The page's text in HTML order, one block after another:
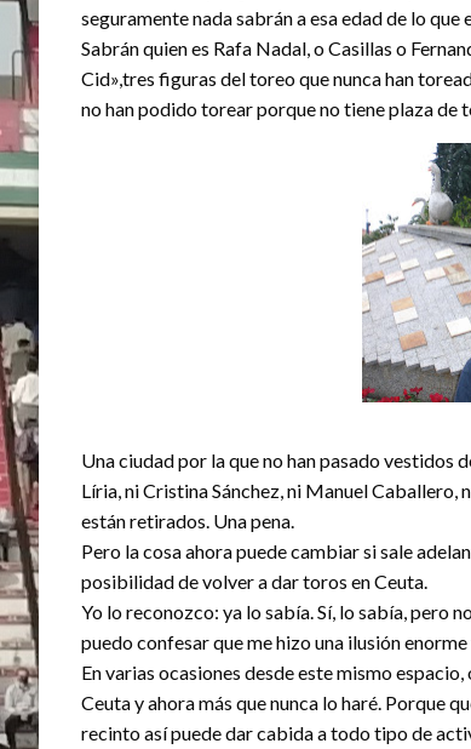
seguramente nada sabrán a esa edad de lo que
Sabrán quien es Rafa Nadal, o Casillas o
Cid»,tres figuras del toreo que nunca han
no han podido torear porque no tiene plaza de
Una ciudad por la que no han pasado vestidos
Líria, ni Cristina Sánchez, ni Manuel
están retirados. Una pena.
Pero la cosa ahora puede cambiar si sale
posibilidad de volver a dar toros en Ceuta.
Yo lo reconozco: ya lo sabía. Sí, lo sabía, pero
puedo confesar que me hizo una ilusión
En varias ocasiones desde este mismo
Ceuta y ahora más que nunca lo haré. Porque
recinto así puede dar cabida a todo tipo de